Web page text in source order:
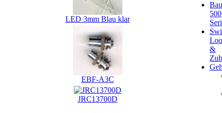
LED 3mm Blau klar
EBF-A3C
JRC13700D
500
&